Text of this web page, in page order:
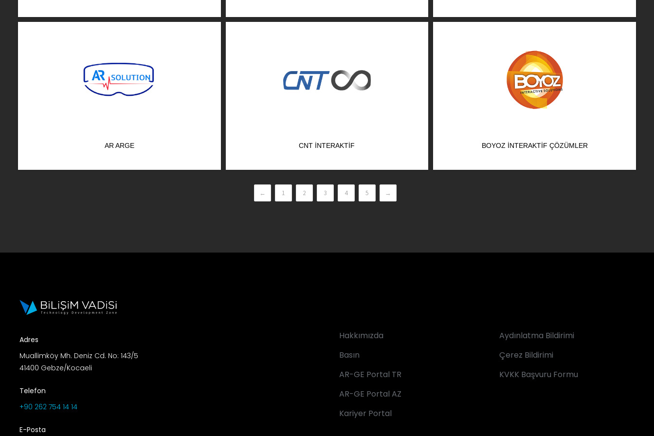
AR ARGE CNT İNTERAKTIF BOYOZ İNTERAKTIF ÇÖZÜMLER
← 1 2 3 4 5 →
Adres
Muallimköy Mh. Deniz Cd. No: 143/5
41400 Gebze/Kocaeli
Telefon
+90 262 754 14 14
E-Posta
Hakkımızda
Basın
AR-GE Portal TR
AR-GE Portal AZ
Kariyer Portal
Aydınlatma Bildirimi
Çerez Bildirimi
KVKK Başvuru Formu